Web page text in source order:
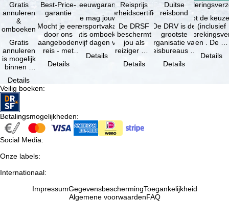
Gratis
annuleren
&
omboeken
Gratis
annuleren
is mogelijk
binnen 5
de
boeking,
als jouw
vakantie …
Details
Best-Price-
garantie
Mocht je een
door ons
aangeboden
reis - met
beschikbaarheid
Details
Sneeuwgarantie
Je mag jouw
wintersportvakantie
gratis omboeken
als vijf dagen voor
Details
Reisprijs
zekerheidscertificaat
De DRSF
beschermt
jou als
reiziger met
pakketreis
Details
Duitse
reisbond
De DRV is de
grootste
organisatie van
reisbureaus en
in Duitsland. …
Details
Je hebt de
(inclusief
en . De …
Details
Veilig boeken:
Betalingsmogelijkheden:
Social Media:
Onze labels:
Internationaal:
ImpressumGegevensbeschermingToegankelijkheid
Algemene voorwaardenFAQ